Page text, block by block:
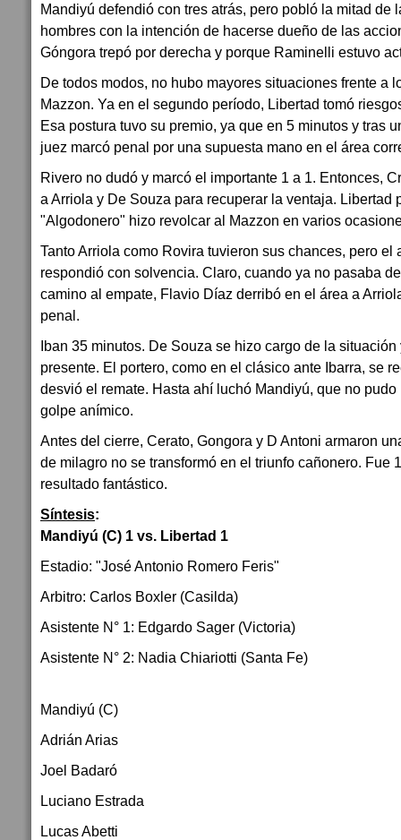
Mandiyú defendió con tres atrás, pero pobló la mitad de
hombres con la intención de hacerse dueño de las
Góngora trepó por derecha y porque Raminelli estuvo
De todos modos, no hubo mayores situaciones frente a
Mazzon. Ya en el segundo período, Libertad tomó
Esa postura tuvo su premio, ya que en 5 minutos y tras
juez marcó penal por una supuesta mano en el área
Rivero no dudó y marcó el importante 1 a 1. Entonces,
a Arriola y De Souza para recuperar la ventaja. Libertad
"Algodonero" hizo revolcar al Mazzon en varios
Tanto Arriola como Rovira tuvieron sus chances, pero el
respondió con solvencia. Claro, cuando ya no pasaba
camino al empate, Flavio Díaz derribó en el área a
penal.
Iban 35 minutos. De Souza se hizo cargo de la
presente. El portero, como en el clásico ante Ibarra, se
desvió el remate. Hasta ahí luchó Mandiyú, que no
golpe anímico.
Antes del cierre, Cerato, Gongora y D Antoni armaron
de milagro no se transformó en el triunfo cañonero. Fue
resultado fantástico.
Síntesis:
Mandiyú (C) 1 vs. Libertad 1
Estadio: "José Antonio Romero Feris"
Arbitro: Carlos Boxler (Casilda)
Asistente N° 1: Edgardo Sager (Victoria)
Asistente N° 2: Nadia Chiariotti (Santa Fe)
Mandiyú (C)
Adrián Arias
Jo­el Ba­da­ró
Luciano Es­tra­da
Lucas Abet­ti